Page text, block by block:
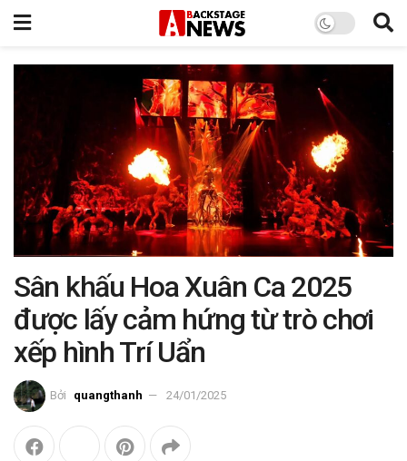
Sân khấu Hoa Xuân Ca 2025
được lấy cảm hứng từ trò chơi
xếp hình Trí Uẩn
Bởi quangthanh 24/01/2025